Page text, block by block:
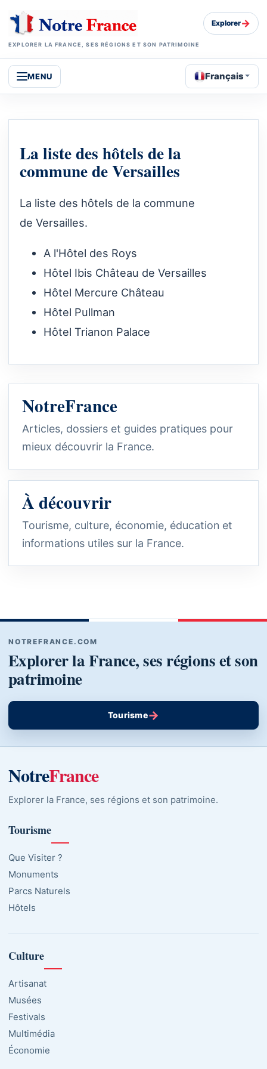
EXPLORER LA FRANCE, SES RÉGIONS ET SON PATRIMOINE
Explorer→
MENU Français
La liste des hôtels de la
commune de Versailles
La liste des hôtels de la commune
de Versailles.
A l'Hôtel des Roys
Hôtel Ibis Château de Versailles
Hôtel Mercure Château
Hôtel Pullman
Hôtel Trianon Palace
NotreFrance
Articles, dossiers et guides pratiques pour
mieux découvrir la France.
À découvrir
Tourisme, culture, économie, éducation et
informations utiles sur la France.
NOTREFRANCE.COM
Explorer la France, ses régions et son
patrimoine
Tourisme→
NotreFrance
Explorer la France, ses régions et son patrimoine.
Tourisme
Que Visiter ?
Monuments
Parcs Naturels
Hôtels
Culture
Artisanat
Musées
Festivals
Multimédia
Économie